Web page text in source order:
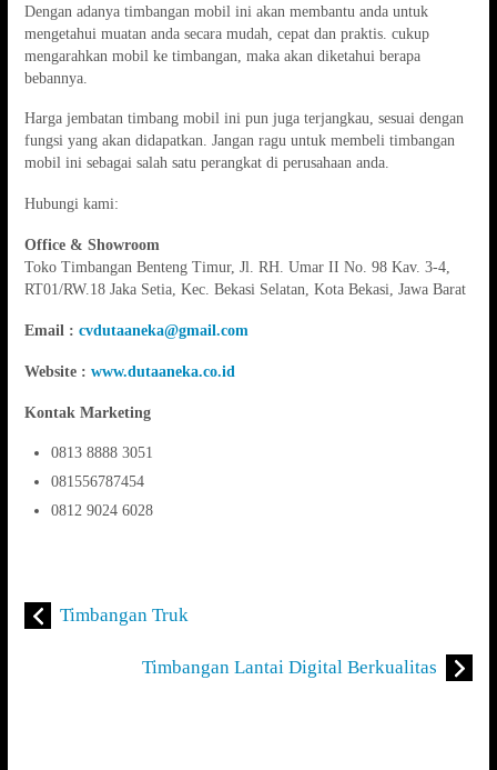
Dengan adanya timbangan mobil ini akan membantu anda untuk
mengetahui muatan anda secara mudah, cepat dan praktis. cukup
mengarahkan mobil ke timbangan, maka akan diketahui berapa
bebannya.
Harga jembatan timbang mobil ini pun juga terjangkau, sesuai dengan
fungsi yang akan didapatkan. Jangan ragu untuk membeli timbangan
mobil ini sebagai salah satu perangkat di perusahaan anda.
Hubungi kami:
Office & Showroom
Toko Timbangan Benteng Timur, Jl. RH. Umar II No. 98 Kav. 3-4,
RT01/RW.18 Jaka Setia, Kec. Bekasi Selatan, Kota Bekasi, Jawa Barat
Email : cvdutaaneka@gmail.com
Website : www.dutaaneka.co.id
Kontak Marketing
0813 8888 3051
081556787454
0812 9024 6028
Timbangan Truk
Timbangan Lantai Digital Berkualitas